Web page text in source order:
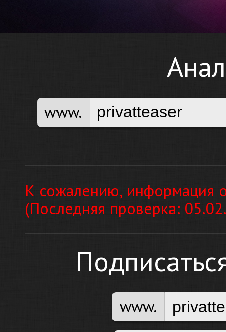
www.
К сожалению, информация
(Последняя проверка:
www.